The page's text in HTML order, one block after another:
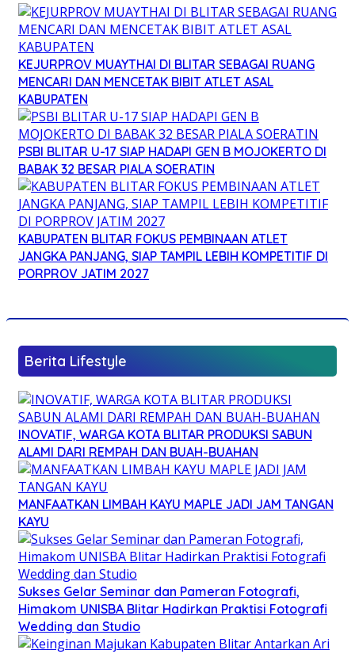
KEJURPROV MUAYTHAI DI BLITAR SEBAGAI RUANG
MENCARI DAN MENCETAK BIBIT ATLET ASAL
KABUPATEN
PSBI BLITAR U-17 SIAP HADAPI GEN B MOJOKERTO DI
BABAK 32 BESAR PIALA SOERATIN
KABUPATEN BLITAR FOKUS PEMBINAAN ATLET
JANGKA PANJANG, SIAP TAMPIL LEBIH KOMPETITIF DI
PORPROV JATIM 2027
Berita Lifestyle
INOVATIF, WARGA KOTA BLITAR PRODUKSI SABUN
ALAMI DARI REMPAH DAN BUAH-BUAHAN
MANFAATKAN LIMBAH KAYU MAPLE JADI JAM TANGAN
KAYU
Sukses Gelar Seminar dan Pameran Fotografi,
Himakom UNISBA Blitar Hadirkan Praktisi Fotografi
Wedding dan Studio